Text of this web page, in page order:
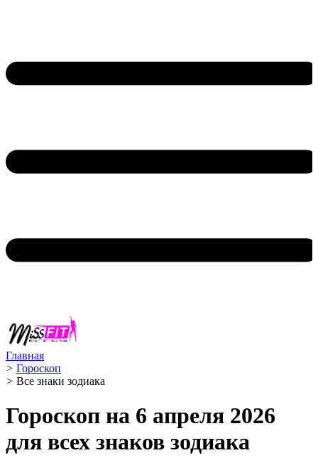
Главная
> Гороскоп
> Все знаки зодиака
Гороскоп на 6 апреля 2026
для всех знаков зодиака